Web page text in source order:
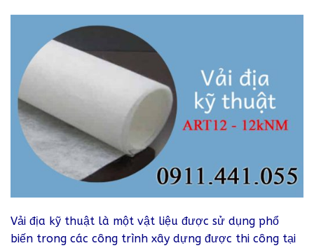
Vải địa kỹ thuật là một vật liệu được sử dụng phổ
biến trong các công trình xây dựng được thi công tại